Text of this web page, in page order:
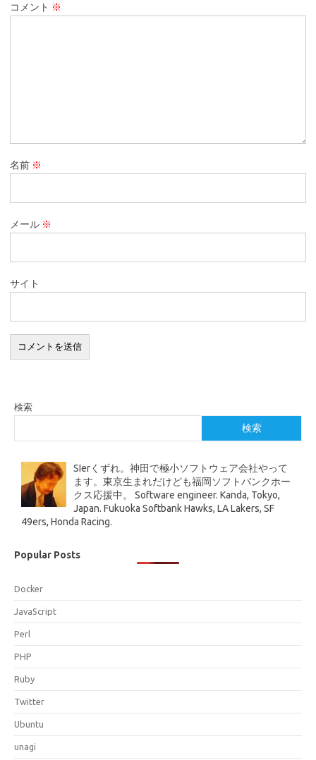
コメント ※
名前 ※
メール ※
サイト
検索
検索
SIerくずれ。神田で極小ソフトウェア会社やって
ます。東京生まれだけども福岡ソフトバンクホー
クス応援中。 Software engineer. Kanda, Tokyo,
Japan. Fukuoka Softbank Hawks, LA Lakers, SF
49ers, Honda Racing.
Popular Posts
Docker
JavaScript
Perl
PHP
Ruby
Twitter
Ubuntu
unagi